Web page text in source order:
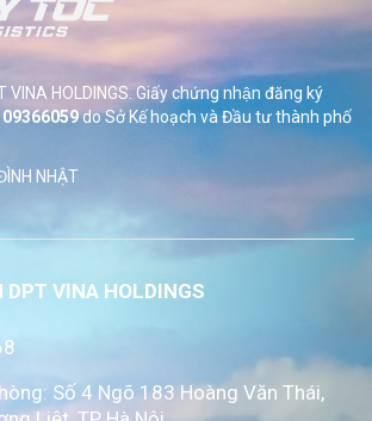
VINA HOLDINGS. Giấy chứng nhận đăng ký
do SởKế hoạch và Đầu tư thành phố
NHẬT
DPT VINA HOLDINGS
Số 4 Ngõ 183 Hoàng Văn Thái,